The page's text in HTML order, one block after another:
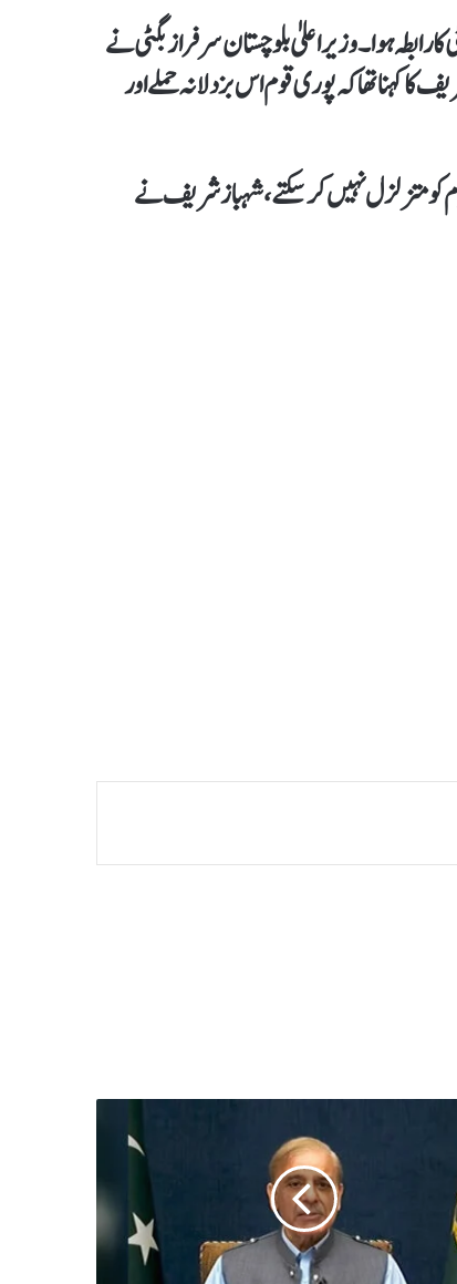
ہوا۔وزیراعلیٰ بلوچستان سرفراز بگٹی نے
کہنا تھا کہ پوری قوم اس بزدلانہ حملے اور
کو متزلزل نہیں کر سکتے، شہباز شریف نے